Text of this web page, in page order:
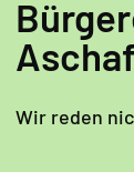
Wir reden